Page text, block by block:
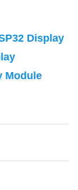
Display
Module